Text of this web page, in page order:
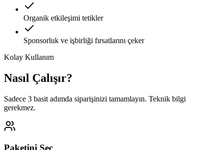
Organik etkileşimi tetikler
Sponsorluk ve işbirliği fırsatlarını çeker
Kolay Kullanım
Nasıl Çalışır?
Sadece 3 basit adımda siparişinizi tamamlayın. Teknik bilgi
gerekmez.